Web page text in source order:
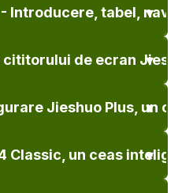
Introducere, tabel,
de ecran
Jieshuo Plus, un
Classic, un ceas inteligent